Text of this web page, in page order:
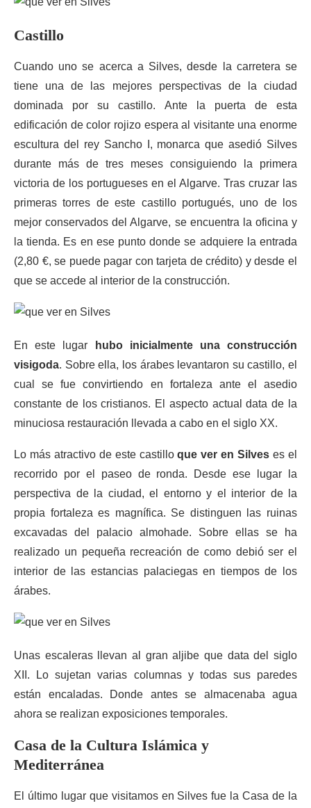
Castillo
Cuando uno se acerca a Silves, desde la carretera se
tiene una de las mejores perspectivas de la ciudad
dominada por su castillo. Ante la puerta de esta
edificación de color rojizo espera al visitante una enorme
escultura del rey Sancho I, monarca que asedió Silves
durante más de tres meses consiguiendo la primera
victoria de los portugueses en el Algarve. Tras cruzar las
primeras torres de este castillo portugués, uno de los
mejor conservados del Algarve, se encuentra la oficina y
la tienda. Es en ese punto donde se adquiere la entrada
(2,80 €, se puede pagar con tarjeta de crédito) y desde el
que se accede al interior de la construcción.
En este lugar
hubo inicialmente una construcción
visigoda. Sobre ella, los árabes levantaron su castillo, el
cual se fue convirtiendo en fortaleza ante el asedio
constante de los cristianos. El aspecto actual data de la
minuciosa restauración llevada a cabo en el siglo XX.
Lo más atractivo de este castilloque ver en Silves es el
recorrido por el paseo de ronda. Desde ese lugar la
perspectiva de la ciudad, el entorno y el interior de la
propia fortaleza es magnífica. Se distinguen las ruinas
excavadas del palacio almohade. Sobre ellas se ha
realizado un pequeña recreación de como debió ser el
interior de las estancias palaciegas en tiempos de los
árabes.
Unas escaleras llevan al gran aljibe que data del siglo
XII. Lo sujetan varias columnas y todas sus paredes
están encaladas. Donde antes se almacenaba agua
ahora se realizan exposiciones temporales.
Casa de la Cultura Islámica y
Mediterránea
El último lugar que visitamos en Silves fue la Casa de la